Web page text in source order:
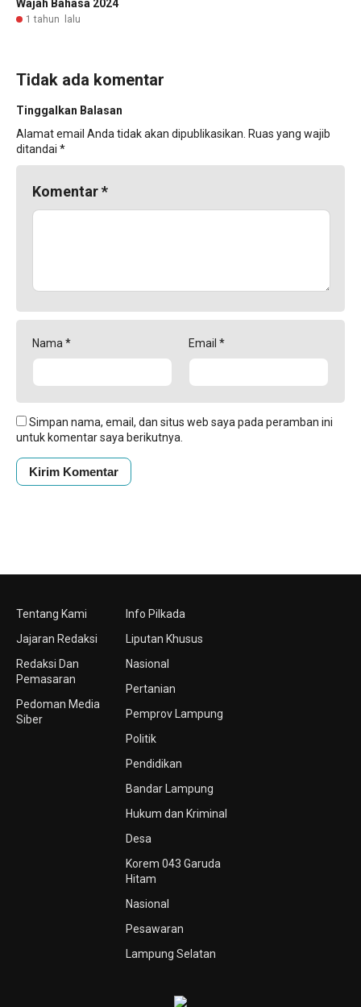
Wajah Bahasa 2024
1 tahun lalu
Tidak ada komentar
Tinggalkan Balasan
Alamat email Anda tidak akan dipublikasikan. Ruas yang wajib
ditandai *
Komentar*
Nama * Email *
Simpan nama, email, dan situs web saya pada peramban ini
untuk komentar saya berikutnya.
Tentang Kami
Jajaran Redaksi
Redaksi Dan
Pemasaran
Pedoman Media
Siber
Info Pilkada
Liputan Khusus
Nasional
Pertanian
Pemprov Lampung
Politik
Pendidikan
Bandar Lampung
Hukum dan Kriminal
Desa
Korem 043 Garuda
Hitam
Nasional
Pesawaran
Lampung Selatan